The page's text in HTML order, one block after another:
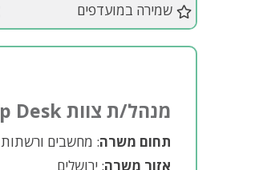
שמירה במועדפים
מנהל/ת צוות Help Desk לבנק באזור ירושלים
תחום משרה: מחשבים ורשתות
אזור משרה: ירושלים